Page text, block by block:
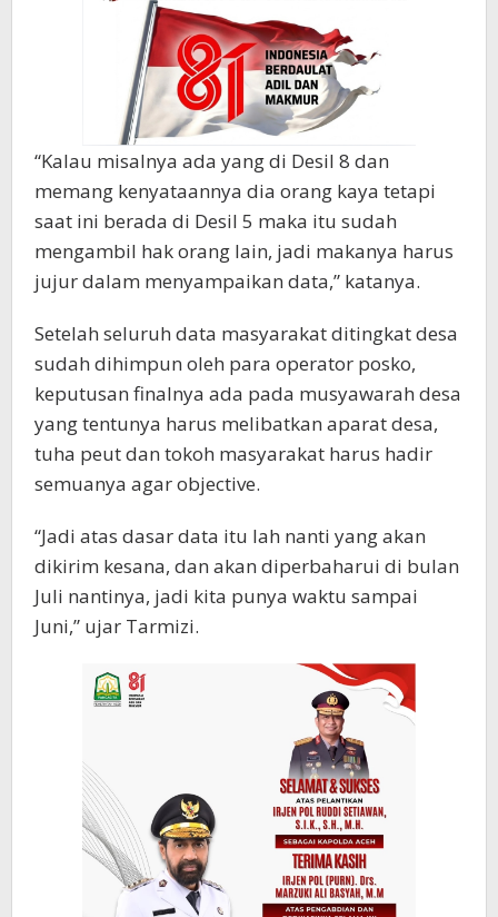
“Kalau misalnya ada yang di Desil 8 dan
memang kenyataannya dia orang kaya tetapi
saat ini berada di Desil 5 maka itu sudah
mengambil hak orang lain, jadi makanya harus
jujur dalam menyampaikan data,” katanya.
Setelah seluruh data masyarakat ditingkat desa
sudah dihimpun oleh para operator posko,
keputusan finalnya ada pada musyawarah desa
yang tentunya harus melibatkan aparat desa,
tuha peut dan tokoh masyarakat harus hadir
semuanya agar objective.
“Jadi atas dasar data itu lah nanti yang akan
dikirim kesana, dan akan diperbaharui di bulan
Juli nantinya, jadi kita punya waktu sampai
Juni,” ujar Tarmizi.